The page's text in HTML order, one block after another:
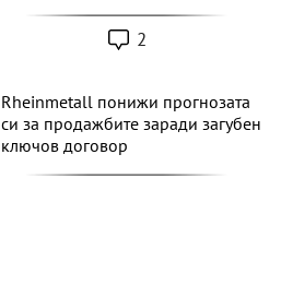
2
Rheinmetall понижи прогнозата
си за продажбите заради загубен
ключов договор